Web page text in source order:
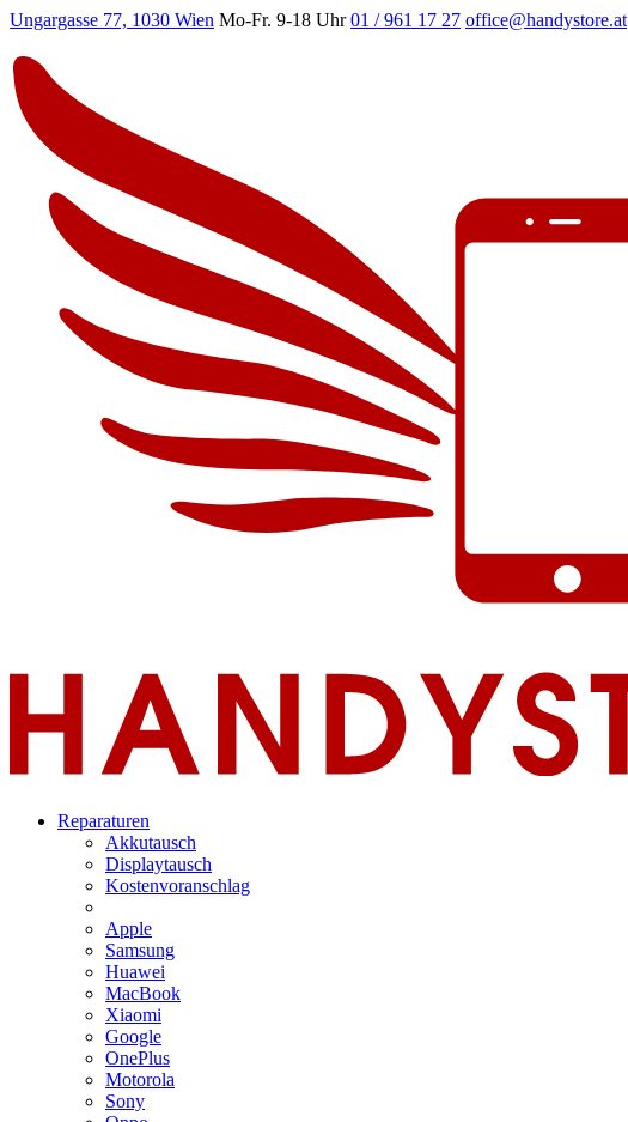
Ungargasse 77, 1030 Wien Mo-Fr. 9-18 Uhr 01 / 961 17 27 office@handystore.at
Reparaturen
Akkutausch
Displaytausch
Kostenvoranschlag
Apple
Samsung
Huawei
MacBook
Xiaomi
Google
OnePlus
Motorola
Sony